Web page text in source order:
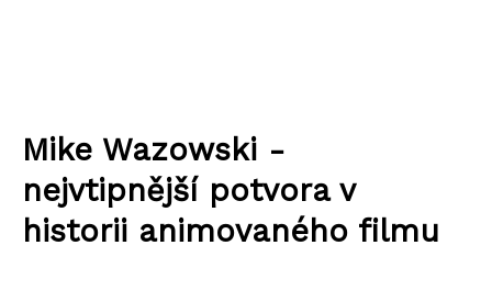
Mike Wazowski -
nejvtipnější potvora v
historii animovaného filmu